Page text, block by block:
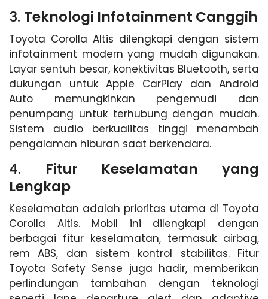
3. Teknologi Infotainment Canggih
Toyota Corolla Altis dilengkapi dengan sistem
infotainment modern yang mudah digunakan.
Layar sentuh besar, konektivitas Bluetooth, serta
dukungan untuk Apple CarPlay dan Android
Auto memungkinkan pengemudi dan
penumpang untuk terhubung dengan mudah.
Sistem audio berkualitas tinggi menambah
pengalaman hiburan saat berkendara.
4. Fitur Keselamatan yang
Lengkap
Keselamatan adalah prioritas utama di Toyota
Corolla Altis. Mobil ini dilengkapi dengan
berbagai fitur keselamatan, termasuk airbag,
rem ABS, dan sistem kontrol stabilitas. Fitur
Toyota Safety Sense juga hadir, memberikan
perlindungan tambahan dengan teknologi